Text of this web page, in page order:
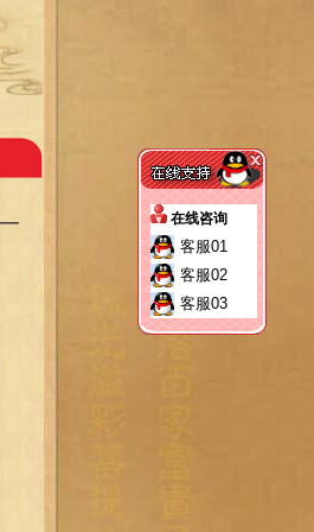
在线咨询
客服01
客服02
客服03